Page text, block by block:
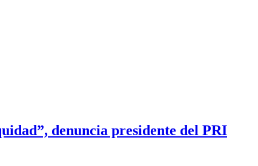
denuncia presidente del PRI